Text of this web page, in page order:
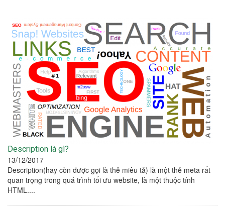
Description là gì?
13/12/2017
Description(hay còn được gọi là thẻ miêu tả) là một thẻ meta rất
quan trọng trong quá trình tối ưu website, là một thuộc tính
HTML....